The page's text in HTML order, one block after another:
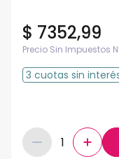
$ 7352,99
Precio Sin Impuestos
3 cuotas sin